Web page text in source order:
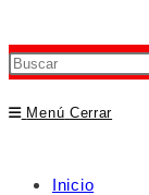
Menú Cerrar
Inicio